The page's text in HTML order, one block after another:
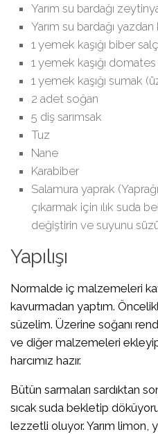
Yarım su bardağı
Yarım su bardağı
1 yemek kaşığı biber
1 yemek kaşığı domates
1 yemek kaşığı sumak
2 adet soğan
5 diş sarımsak
Tuz
Nane
Karabiber
Salamura yaprak
çıkarmak için ılık suda
değiştirin ve suyunu
Yapılışı
Normalde iç malzemeleri
kavurmadan yaptım.
süzelim. Üzerine soğanı
ve diğer malzemeleri ekleyip
harcımız hazır.
Bütün sarmaları sardıktan
sıcak suda bekletip
lezzetli oluyor. Yarım limon,